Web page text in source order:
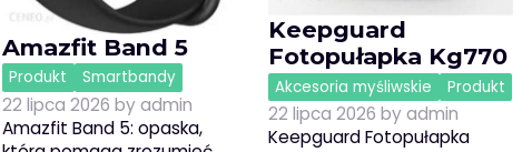
Amazfit Band 5
Produkt Smartbandy
22 lipca 2026 byadmin
Amazfit Band 5: opaska,
Keepguard
Fotopułapka Kg770
Akcesoria myśliwskie Produkt
22 lipca 2026 byadmin
Keepguard Fotopułapka